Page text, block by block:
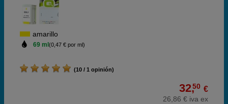
amarillo
69 ml (0,47 € por ml)
(10 / 1 opinión)
32,50 €
26,86 € iva ex